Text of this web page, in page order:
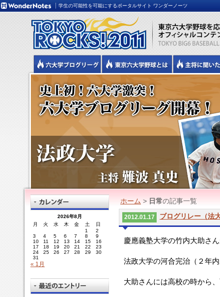
学生の可能性を可能にするポータルサイト ワンダーノーツ
ホーム > 日常の記事一覧
2012.01.17 ブログリレー（法
慶應義塾大学の竹内大助さ
法政大学の河合完治（２年
大助さんには高校の時から
2026年8月
月
火 水 木 金 土
日
1
2
3
4 5 6 7 8
9
10
11 12 13 14 15
16
17
18 19 20 21 22
23
24
25 26 27 28 29
30
31
« 1月